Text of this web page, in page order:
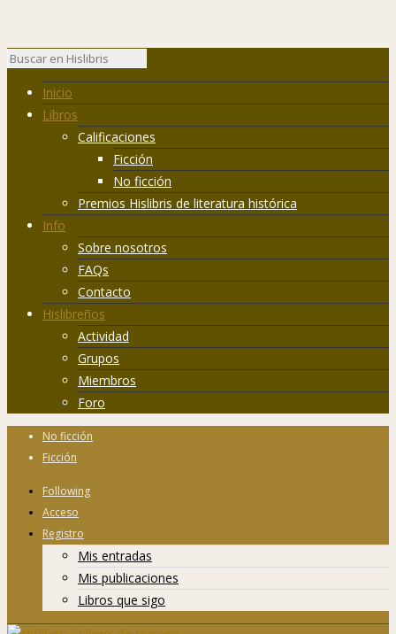
Inicio
Libros
Calificaciones
Ficción
No ficción
Premios Hislibris de literatura histórica
Info
Sobre nosotros
FAQs
Contacto
Hislibreños
Actividad
Grupos
Miembros
Foro
No ficción
Ficción
Following
Acceso
Registro
Mis entradas
Mis publicaciones
Libros que sigo